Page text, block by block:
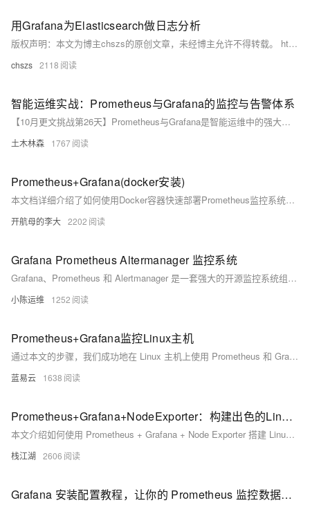
用Grafana为Elasticsearch做日志分析
版权声明：本文为博主chszs的原创文章，未经博主允许不得转载。 https://blog.csdn.net/chszs/article/details/50373453 用Grafana为Elasticsearch做日志分析 作者：chszs，未经博主允许不得转载。
chszs 2118
智能运维实战：Prometheus与Grafana的监控与告警体系
【10月更文挑战第26天】Prometheus与Grafana是智能运维中的强大组合，前者是开源的系统监控和警报工具，后者是数据可视化平台。Prometheus具备时间序列数据库、多维数据模型、PromQL查询语言等特性，而Grafana支持多数据源、丰富的可视化选项和告警功能。两者结合可实现实时监控、灵活告警和高度定制化的仪表板，广泛应用于服务器、应用和数据库的监控。
土木林森 1767
Prometheus+Grafana(docker安装)
本文档详细介绍了如何使用Docker容器快速部署Prometheus监控系统和Grafana数据可视化平台。该方案适用于需要快速搭建监控环境的开发测试场景，具备部署简单、资源占用低、易于维护等特点。
开航母的李大 2202
Grafana Prometheus Altermanager 监控系统
Grafana、Prometheus 和 Alertmanager 是一套强大的开源监控系统组合。Prometheus 负责数据采集与存储，Alertmanager 处理告警通知，Grafana 提供可视化界面。本文简要介绍了这套系统的安装配置流程，包括各组件的下载、安装、服务配置及开机自启设置，并提供了访问地址和重启命令。适用于希望快速搭建高效监控平台的用户。
小陈运维 1252
Prometheus+Grafana监控Linux主机
通过本文的步骤，我们成功地在 Linux 主机上使用 Prometheus 和 Grafana 进行了监控配置。具体包括安装 Prometheus 和 Node Exporter，配置 Grafana 数据源，并导入预设的仪表盘来展示监控数据。通过这种方式，可以轻松实现对 Linux 主机的系统指标监控，帮助及时发现和处理潜在问题。
蓝易云 1638
Prometheus+Grafana+NodeExporter：构建出色的Linux监控解决方案，让你的运维更轻松
本文介绍如何使用 Prometheus + Grafana + Node Exporter 搭建 Linux 主机监控系统。Prometheus 负责收集和存储指标数据，Grafana 用于可视化展示，Node Exporter 则采集主机的性能数据。通过 Docker 容器化部署，简化安装配置过程。完成安装后，配置 Prometheus 抓取节点数据，并在 Grafana 中添加数据源及导入仪表盘模板，实现对 Linux 主机的全面监控。整个过程简单易行，帮助运维人员轻松掌握系统状态。
栈江湖 2606
Grafana 安装配置教程，让你的 Prometheus 监控数据变得更美观